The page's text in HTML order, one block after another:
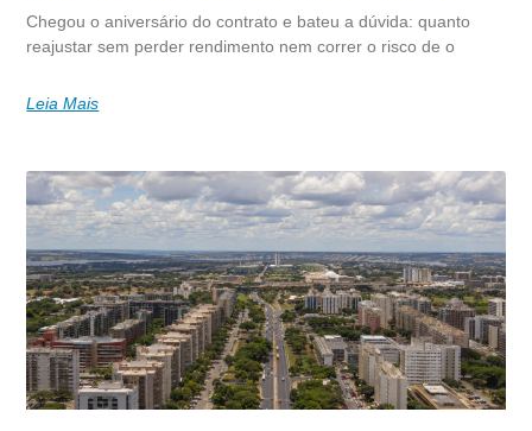
Chegou o aniversário do contrato e bateu a dúvida: quanto
reajustar sem perder rendimento nem correr o risco de o
Leia Mais